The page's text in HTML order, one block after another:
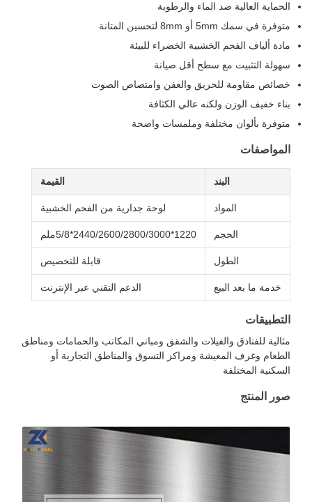
الحماية العالية ضد الماء والرطوبة
متوفرة في سمك 5mm أو 8mm لتحسين المتانة
مادة ألياف الفحم الخشبية الخضراء للبيئة
سهولة التثبيت مع سطح أقل صيانة
خصائص مقاومة للحريق والعفن وامتصاص الصوت
بناء خفيف الوزن ولكنه عالي الكثافة
متوفرة بألوان مختلفة وملمسات واضحة
المواصفات
لوحة جدارية من الفحم الخشبية
الحجم 1220*2440/2600/2800/3000*5/8ملم
الطول قابلة للتخصيص
خدمة ما بعد البيع الدعم التقني عبر الإنترنت
التطبيقات
مثالية للفنادق والفيلات والشقق ومباني المكاتب والحمامات ومناطق
الطعام وغرف المعيشة ومراكز التسوق والمناطق التجارية أو
السكنية المختلفة
صور المنتج